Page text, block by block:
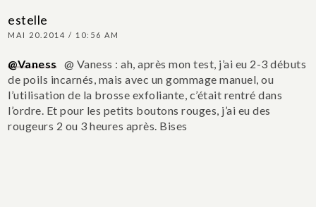
estelle
MAI 20.2014 / 10:56 AM
@Vaness @ Vaness : ah, après mon test, j’ai eu 2-3 débuts
de poils incarnés, mais avec un gommage manuel, ou
l’utilisation de la brosse exfoliante, c’était rentré dans
l’ordre. Et pour les petits boutons rouges, j’ai eu des
rougeurs 2 ou 3 heures après. Bises